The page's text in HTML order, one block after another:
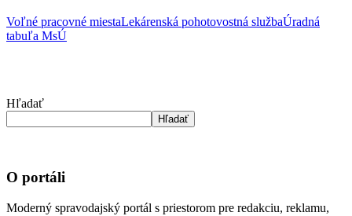
Voľné pracovné miestaLekárenská pohotovostná službaÚradná
tabuľa MsÚ
Hľadať
Hľadať
O portáli
Moderný spravodajský portál s priestorom pre redakciu, reklamu,